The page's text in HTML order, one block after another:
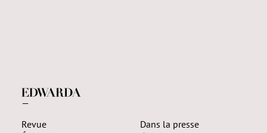
—
Revue
Dans la presse